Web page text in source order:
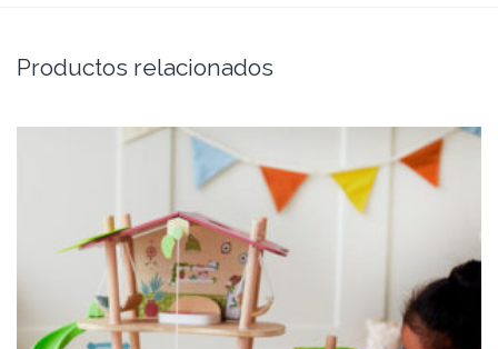
Productos relacionados